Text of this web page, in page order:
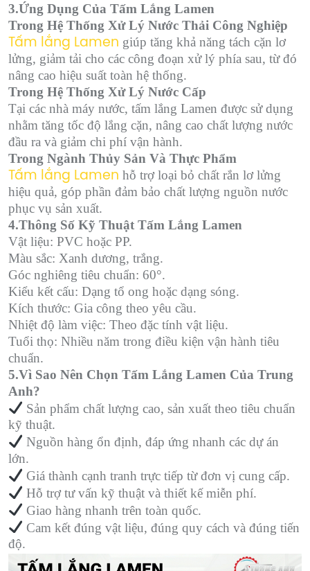
3.Ứng Dụng Của Tấm Lắng Lamen
Trong Hệ Thống Xử Lý Nước Thải Công Nghiệp
Tấm lắng Lamen giúp tăng khả năng tách cặn lơ
lửng, giảm tải cho các công đoạn xử lý phía sau, từ đó
nâng cao hiệu suất toàn hệ thống.
Trong Hệ Thống Xử Lý Nước Cấp
Tại các nhà máy nước, tấm lắng Lamen được sử dụng
nhằm tăng tốc độ lắng cặn, nâng cao chất lượng nước
đầu ra và giảm chi phí vận hành.
Trong Ngành Thủy Sản Và Thực Phẩm
Tấm lắng Lamen hỗ trợ loại bỏ chất rắn lơ lửng
hiệu quả, góp phần đảm bảo chất lượng nguồn nước
phục vụ sản xuất.
4.Thông Số Kỹ Thuật Tấm Lắng Lamen
Vật liệu: PVC hoặc PP.
Màu sắc: Xanh dương, trắng.
Góc nghiêng tiêu chuẩn: 60°.
Kiểu kết cấu: Dạng tổ ong hoặc dạng sóng.
Kích thước: Gia công theo yêu cầu.
Nhiệt độ làm việc: Theo đặc tính vật liệu.
Tuổi thọ: Nhiều năm trong điều kiện vận hành tiêu
chuẩn.
5.Vì Sao Nên Chọn Tấm Lắng Lamen Của Trung
Anh?
Sản phẩm chất lượng cao, sản xuất theo tiêu chuẩn
kỹ thuật.
Nguồn hàng ổn định, đáp ứng nhanh các dự án
lớn.
Giá thành cạnh tranh trực tiếp từ đơn vị cung cấp.
Hỗ trợ tư vấn kỹ thuật và thiết kế miễn phí.
Giao hàng nhanh trên toàn quốc.
Cam kết đúng vật liệu, đúng quy cách và đúng tiến
độ.